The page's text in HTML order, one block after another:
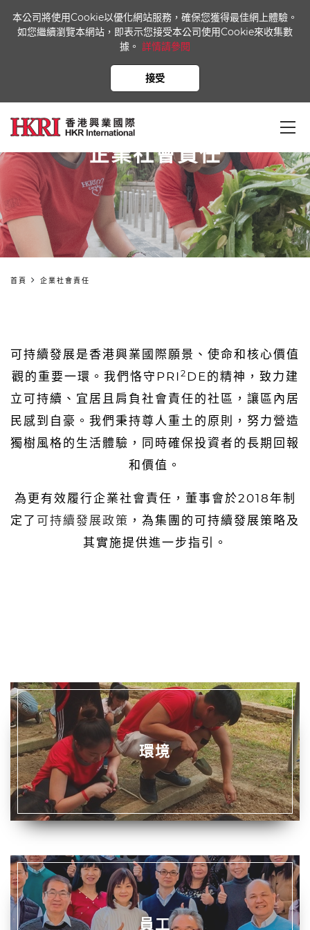
本公司將使用Cookie以優化網站服務，確保您獲得最佳網上體驗。
如您繼續瀏覽本網站，即表示您接受本公司使用Cookie來收集數
據。 詳情請參閱
接受
企業社會責任
首頁 企業社會責任
可持續發展是香港興業國際願景、使命和核心價值
觀的重要一環。我們恪守PRI 2 DE的精神，致力建
立可持續、宜居且肩負社會責任的社區，讓區內居
民感到自豪。我們秉持尊人重土的原則，努力營造
獨樹風格的生活體驗，同時確保投資者的長期回報
和價值。
為更有效履行企業社會責任，董事會於2018年制
定了 可持續發展政策 ，為集團的可持續發展策略及
其實施提供進一步指引。
環境
員工